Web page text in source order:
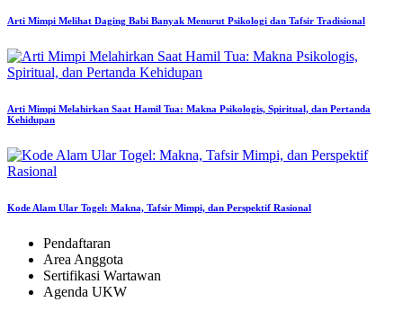
Arti Mimpi Melihat Daging Babi Banyak Menurut Psikologi dan Tafsir Tradisional
Arti Mimpi Melahirkan Saat Hamil Tua: Makna Psikologis, Spiritual, dan Pertanda
Kehidupan
Kode Alam Ular Togel: Makna, Tafsir Mimpi, dan Perspektif Rasional
Pendaftaran
Area Anggota
Sertifikasi Wartawan
Agenda UKW